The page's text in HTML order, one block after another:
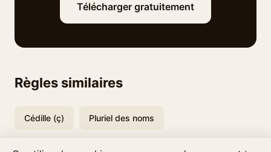
Télécharger gratuitement
Règles similaires
Cédille (ç) Pluriel des noms